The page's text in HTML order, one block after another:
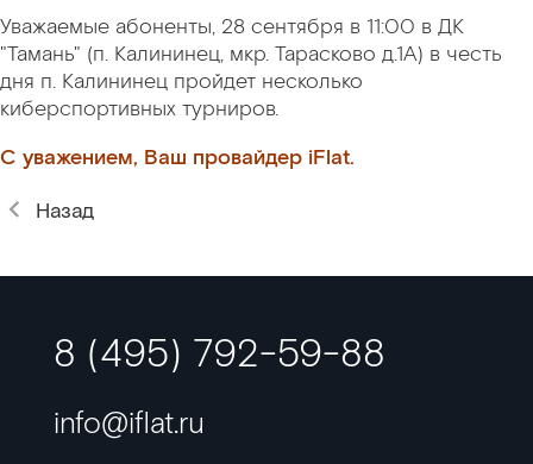
Уважаемые абоненты, 28 сентября в 11:00 в ДК
"Тамань" (п. Калининец, мкр. Тарасково д.1А) в честь
дня п. Калининец пройдет несколько
киберспортивных турниров.
С уважением, Ваш провайдер iFlat.
Назад
8 (495) 792-59-88
info@iflat.ru